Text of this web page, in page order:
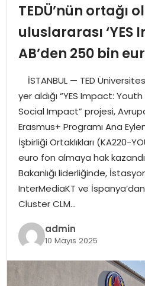
GÜNCEL
TEDÜ’nün ortağı
uluslararası ‘YES
AB’den 250 bin
İSTANBUL — TED
yer aldığı “YES Impact:
Social Impact” projesi,
Erasmus+ Programı Ana
İşbirliği Ortaklıkları (KA220-
euro fon almaya hak
Bakanlığı liderliğinde,
InterMediaKT ve
Cluster CLM…
admin
10 Mayıs 2025